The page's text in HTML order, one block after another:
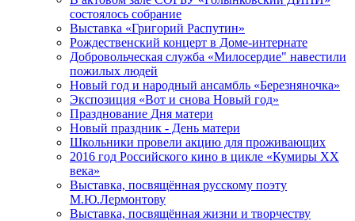
состоялось собрание
Выставка «Григорий Распутин»
Рождественский концерт в Доме-интернате
Добровольческая служба «Милосердие" навестили
пожилых людей
Новый год и народный ансамбль «Березняночка»
Экспозиция «Вот и снова Новый год»
Празднование Дня матери
Новый праздник - День матери
Школьники провели акцию для проживающих
2016 год Российского кино в цикле «Кумиры XX
века»
Выставка, посвящённая русскому поэту
М.Ю.Лермонтову
Выставка, посвящённая жизни и творчеству